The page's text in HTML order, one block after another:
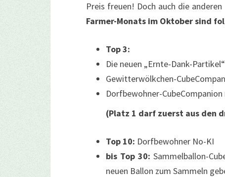
Preis freuen! Doch auch die
Farmer-Monats im Oktober sind
Top 3:
Die neuen „Ernte-Dank-
Gewitterwölkchen-
Dorfbewohner-CubeCompanion
(Platz 1 darf zuerst aus den
Top 10: Dorfbewohner No-KI
bis Top 30: Sammelballon-
neuen Ballon zum Sammeln